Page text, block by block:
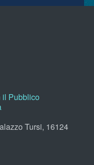
il Pubblico
Tursi, 16124